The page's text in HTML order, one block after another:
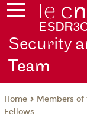
Security
Team
Home
Members of
Fellows